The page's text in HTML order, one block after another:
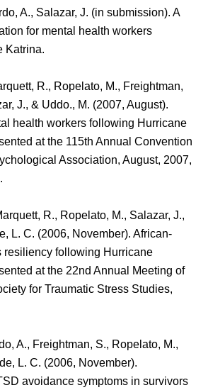
A., Salazar, J. (in submission). A
for mental health workers
Katrina.
R., Ropelato, M., Freightman,
J., & Uddo., M. (2007, August).
health workers following Hurricane
at the 115th Annual Convention
Association, August, 2007,
R., Ropelato, M., Salazar, J.,
L. C. (2006, November). African-
resiliency following Hurricane
at the 22nd Annual Meeting of
for Traumatic Stress Studies,
A., Freightman, S., Ropelato, M.,
L. C. (2006, November).
avoidance symptoms in survivors